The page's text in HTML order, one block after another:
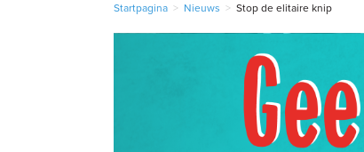
Startpagina > Nieuws > Stop de elitaire knip